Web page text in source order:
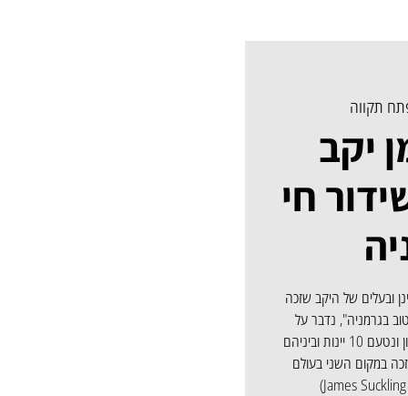
תקווה
יקב
חי
ובעלים של היקב שזכה
בגרמניה", נדבר על
הפרויקטים המשותפים עם יקב לוינסון ונטעם 10 יינות וביניהם
שזכה במקום השני בעולם